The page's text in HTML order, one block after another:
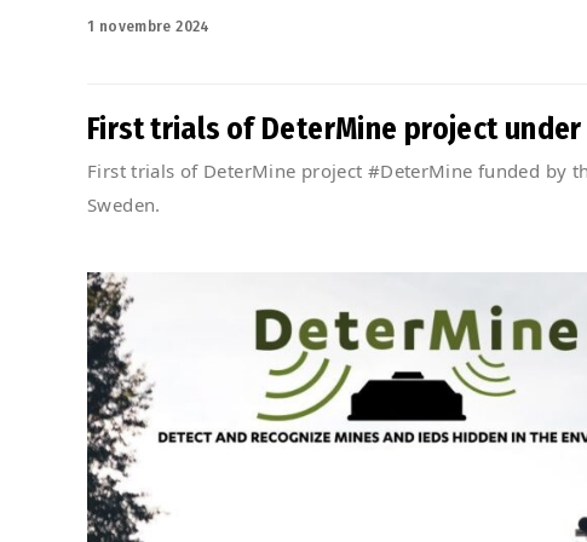
Posted
1 novembre 2024
First trials of DeterMine project under
First trials of DeterMine project #DeterMine funded by
Sweden.